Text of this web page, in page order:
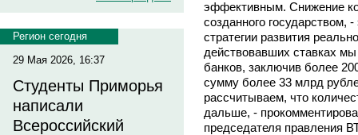
Регион сегодня
29 Мая 2026, 16:37
Студенты Приморья
написали
Всероссийский
эффективным. Снижение
созданного государством,
стратегии развития
действовавших ставках
банков, заключив более
сумму более 33 млрд
рассчитываем, что
дальше, -
председателя